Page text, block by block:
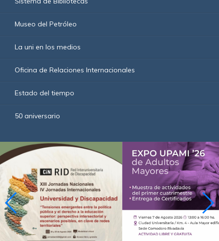
Museo del Petróleo
La uni en los medios
Oficina de Relaciones Internacionales
Estado del tiempo
50 aniversario